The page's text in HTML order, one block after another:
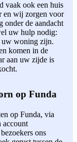
vaak ook een huis
en wij zorgen voor
onder de aandacht
uw hulp nodig:
uw woning zijn.
komen in de
aan uw zijde is
op Funda
op Funda, via
account
ons